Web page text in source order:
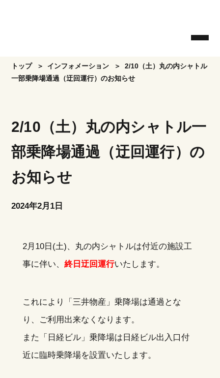
content
トップ インフォメーション
2/10（土）丸の内シャトル
一部乗降場通過（迂回運行）のお知らせ
2/10（土）丸の内シャトル一
部乗降場通過（迂回運行）の
お知らせ
2024年2月1日
2月10日(土)、丸の内シャトルは付近の施設工
事に伴い、 終日迂回運行いたします。
これにより「三井物産」乗降場は通過とな
り、ご利用出来なくなります。
また「日経ビル」乗降場は日経ビル出入口付
近に臨時乗降場を設置いたします。